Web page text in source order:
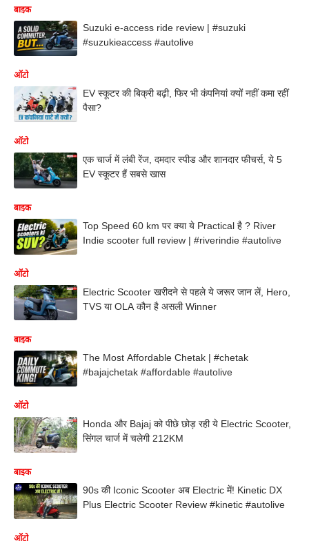
बाइक
Suzuki e-access ride review | #suzuki
#suzukieaccess #autolive
ऑटो
EV स्कूटर की बिक्री बढ़ी, फिर भी कंपनियां क्यों नहीं कमा रहीं
पैसा?
ऑटो
एक चार्ज में लंबी रेंज, दमदार स्पीड और शानदार फीचर्स, ये 5
EV स्कूटर हैं सबसे खास
बाइक
Top Speed 60 km पर क्या ये Practical है ? River
Indie scooter full review | #riverindie #autolive
ऑटो
Electric Scooter खरीदने से पहले ये जरूर जान लें, Hero,
TVS या OLA कौन है असली Winner
बाइक
The Most Affordable Chetak | #chetak
#bajajchetak #affordable #autolive
ऑटो
Honda और Bajaj को पीछे छोड़ रही ये Electric Scooter,
सिंगल चार्ज में चलेगी 212KM
बाइक
90s की Iconic Scooter अब Electric में! Kinetic DX
Plus Electric Scooter Review #kinetic #autolive
ऑटो